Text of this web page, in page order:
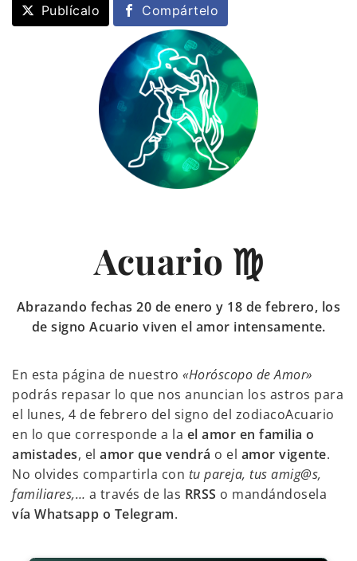
Publícalo Compártelo
Acuario ♍
Abrazando fechas 20 de enero y 18 de febrero, los
de signo Acuario viven el amor intensamente.
En esta página de nuestro «Horóscopo de Amor»
podrás repasar lo que nos anuncian los astros para
el lunes, 4 de febrero del signo del zodiacoAcuario
en lo que corresponde a la el amor en familia o
amistades, el amor que vendrá o el amor vigente.
No olvides compartirla con tu pareja, tus amig@s,
familiares,… a través de las RRSS o mandándosela
vía Whatsapp o Telegram.